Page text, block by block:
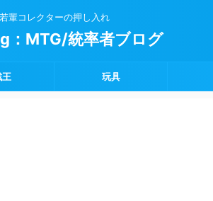
若輩コレクターの押し入れ
：MTG/統率者ブログ
王 玩具